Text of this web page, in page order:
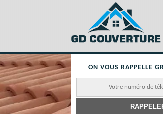
ON VOUS RAPPELLE